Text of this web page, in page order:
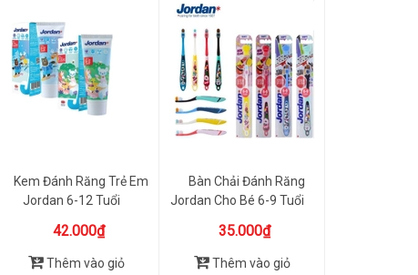
Kem Đánh Răng Trẻ Em
Jordan 6-12 Tuổi
42.000₫
Thêm vào giỏ
Bàn Chải Đánh Răng
Jordan Cho Bé 6-9 Tuổi
35.000₫
Thêm vào giỏ